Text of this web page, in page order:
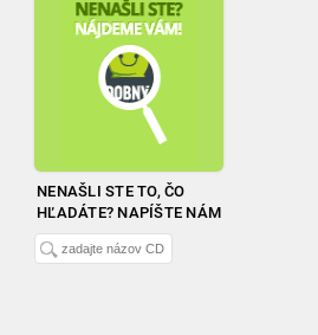
NENAŠLI STE TO, ČO
HĽADÁTE? NAPÍŠTE NÁM